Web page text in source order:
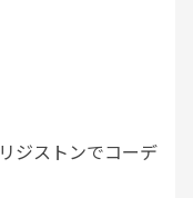
ジストンでコーデ